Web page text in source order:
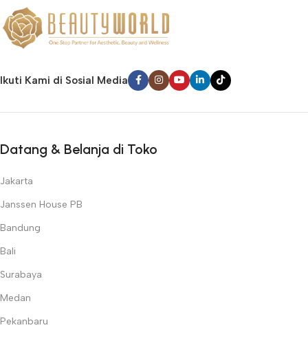
Ikuti Kami di Sosial Media
Datang & Belanja di Toko
Jakarta
Janssen House PB
Bandung
Bali
Surabaya
Medan
Pekanbaru